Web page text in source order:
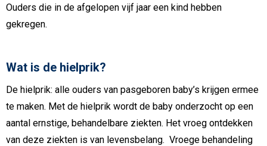
Ouders die in de afgelopen vijf jaar een kind hebben
gekregen.
Wat is de hielprik?
De hielprik: alle ouders van pasgeboren baby’s krijgen ermee
te maken. Met de hielprik wordt de baby onderzocht op een
aantal ernstige, behandelbare ziekten. Het vroeg ontdekken
van deze ziekten is van levensbelang. Vroege behandeling